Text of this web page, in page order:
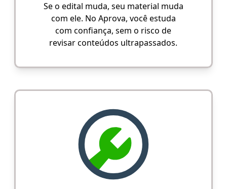
Se o edital muda, seu material muda
com ele. No Aprova, você estuda
com confiança, sem o risco de
revisar conteúdos ultrapassados.